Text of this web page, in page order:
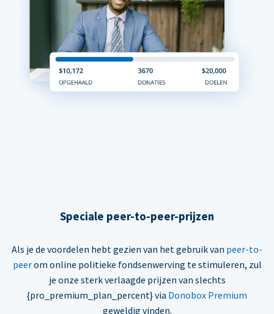
Speciale peer-to-peer-prijzen
Als je de voordelen hebt gezien van het gebruik van peer-to-
peerom online politieke fondsenwerving te stimuleren, zul
je onze sterk verlaagde prijzen van slechts
{pro_premium_plan_percent} via Donobox Premium
geweldig vinden.